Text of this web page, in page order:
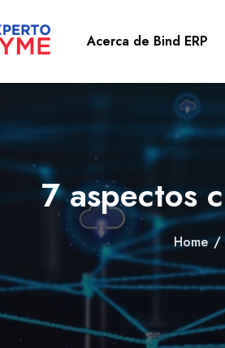
Acerca de Bind ERP
7 aspectos
Home /